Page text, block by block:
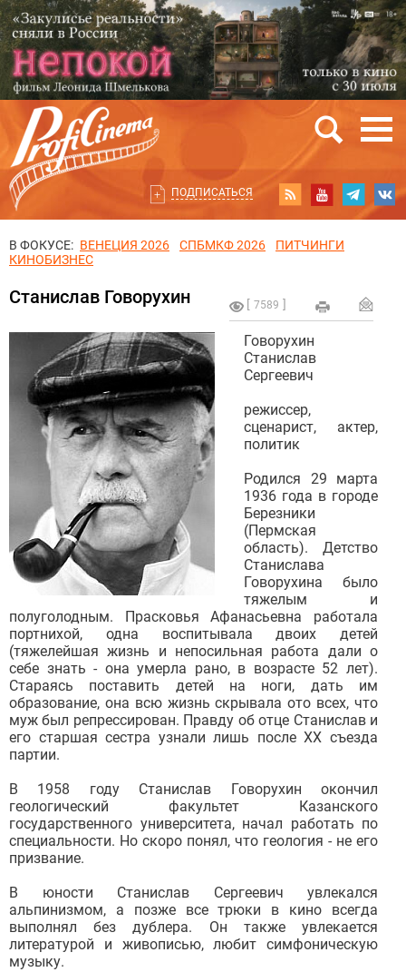
ПОДПИСАТЬСЯ
В ФОКУСЕ: ВЕНЕЦИЯ 2026 СПБМКФ 2026
ПИТЧИНГИ
КИНОБИЗНЕС
7589
Станислав Говорухин
Говорухин
Станислав
Сергеевич
режиссер,
сценарист, актер,
политик
Родился 29 марта
1936 года в городе
Березники
(Пермская
область). Детство
Станислава
Говорухина было
тяжелым и
полуголодным. Прасковья Афанасьевна работала
портнихой, одна воспитывала двоих детей
(тяжелейшая жизнь и непосильная работа дали о
себе знать - она умерла рано, в возрасте 52 лет).
Стараясь поставить детей на ноги, дать им
образование, она всю жизнь скрывала ото всех, что
муж был репрессирован. Правду об отце Станислав и
его старшая сестра узнали лишь после ХХ съезда
партии.
В 1958 году Станислав Говорухин окончил
геологический факультет Казанского
государственного университета, начал работать по
специальности. Но скоро понял, что геология - не его
призвание.
В юности Станислав Сергеевич увлекался
альпинизмом, а позже все трюки в кино всегда
выполнял без дублера. Он также увлекается
литературой и живописью, любит симфоническую
музыку.